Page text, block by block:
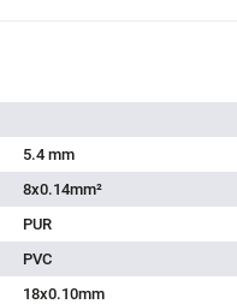
5.4 mm
8x0.14mm²
PUR
PVC
18x0.10mm